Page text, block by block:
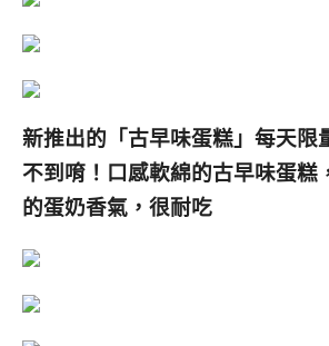
新推出的「古早味蛋糕」每天限
不到唷！口感軟綿的古早味蛋糕
的蛋奶香氣，很耐吃